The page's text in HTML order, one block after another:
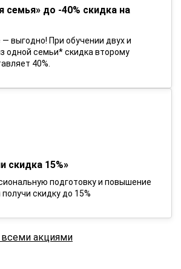
семья» до -40% скидка на
выгодно! При обучении двух и
одной семьи* скидка второму
40%.
скидка 15%»
подготовку и повышение
скидку до 15%
акциями